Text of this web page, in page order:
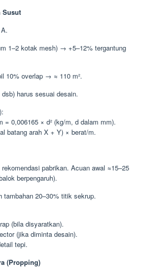
Susut
1–2 kotak mesh) → +5–12% tergantung
10% overlap → ≈ 110 m².
harus sesuai desain.
= 0,006165 × d² (kg/m, d dalam mm).
batang arah X + Y) × berat/m.
pabrikan. Acuan awal ≈15–25
berpengaruh).
tambahan 20–30% titik sekrup.
(bila disyaratkan).
(jika diminta desain).
tepi.
(Propping)